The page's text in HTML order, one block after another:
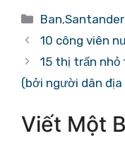
Danh
mục
Ban,Santander
10 công viên
15 thị trấn
(bởi người dân
Viết Một